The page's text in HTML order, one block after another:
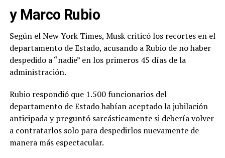
y Marco Rubio
Según el New York Times, Musk criticó los recortes en el
departamento de Estado, acusando a Rubio de no haber
despedido a “nadie” en los primeros 45 días de la
administración.
Rubio respondió que 1.500 funcionarios del
departamento de Estado habían aceptado la jubilación
anticipada y preguntó sarcásticamente si debería volver
a contratarlos solo para despedirlos nuevamente de
manera más espectacular.